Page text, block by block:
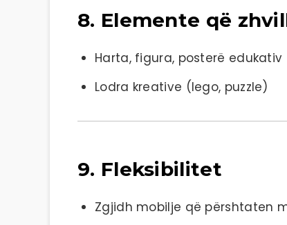
8. Elemente që
Harta, figura, posterë edukativ
Lodra kreative (lego, puzzle)
9. Fleksibilitet
Zgjidh mobilje që përshtaten